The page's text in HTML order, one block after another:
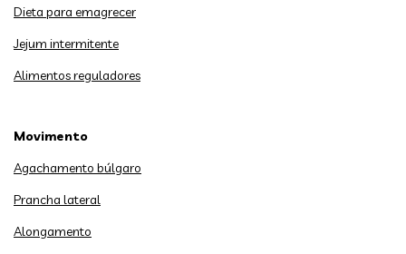
Dieta para emagrecer
Jejum intermitente
Alimentos reguladores
Movimento
Agachamento búlgaro
Prancha lateral
Alongamento